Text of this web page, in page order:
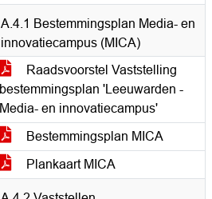
A.4.1 Bestemmingsplan Media- en
innovatiecampus (MICA)
Raadsvoorstel Vaststelling
bestemmingsplan 'Leeuwarden -
Media- en innovatiecampus'
Bestemmingsplan MICA
Plankaart MICA